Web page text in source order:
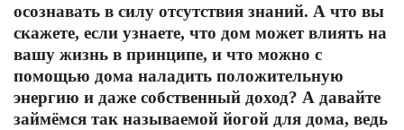
осознавать в силу отсутствия знаний. А что вы
скажете, если узнаете, что дом может влиять на
вашу жизнь в принципе, и что можно с
помощью дома наладить положительную
энергию и даже собственный доход? А давайте
займёмся так называемой йогой для дома, ведь